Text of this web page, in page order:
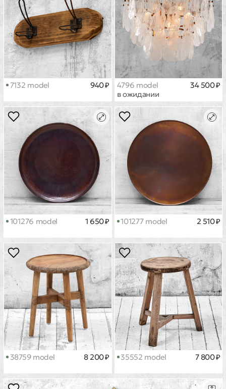
7132 model 940 ₽
4796 model
в ожидании
34 500 ₽
101276 model 1 650 ₽ 101277 model 2 510 ₽
38759 model 8 200 ₽ 35552 model 7 800 ₽